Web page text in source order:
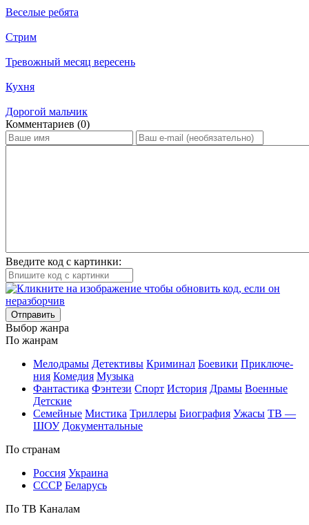
Веселые ребята
Стрим
Тревожный месяц вересень
Кухня
Дорогой мальчик
Ком­мен­та­ри­ев (0)
Введите код с картинки:
Отправить
Вы­бор жан­ра
По жан­рам
Ме­ло­дра­мы Де­тек­ти­вы Кри­ми­нал Бое­ви­ки При­клю­че­
ния Ко­ме­дия Му­зы­ка
Фан­та­сти­ка Фэн­те­зи Спорт Ис­то­рия Дра­мы Во­ен­ные
Дет­ские
Се­мей­ные Мис­ти­ка Трил­ле­ры Био­гра­фия Ужа­сы ТВ —
ШОУ До­ку­мен­таль­ные
По стра­нам
Рос­сия Ук­раи­на
СССР Бе­ла­русь
По ТВ Ка­на­лам